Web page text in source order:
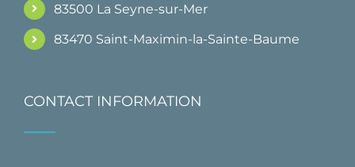
83500 La Seyne-sur-Mer
83470 Saint-Maximin-la-Sainte-Baume
CONTACT INFORMATION